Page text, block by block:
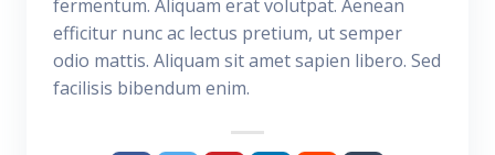
fermentum. Aliquam erat volutpat. Aenean
efficitur nunc ac lectus pretium, ut semper
odio mattis. Aliquam sit amet sapien libero. Sed
facilisis bibendum enim.